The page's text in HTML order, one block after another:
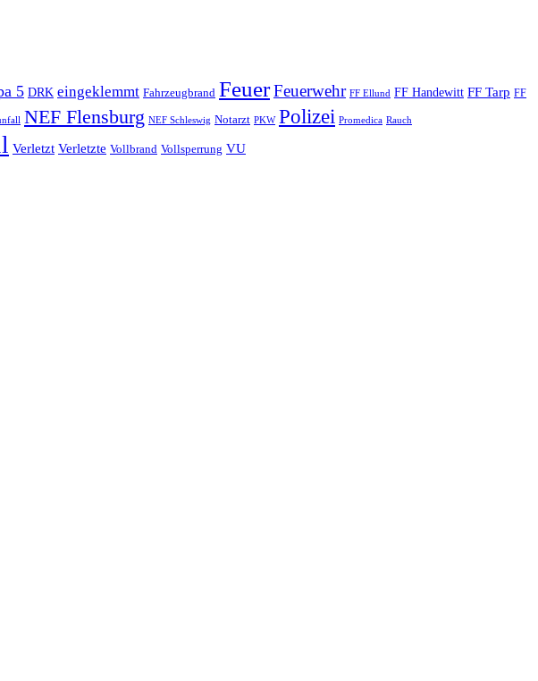
5 DRK eingeklemmt Fahrzeugbrand FeuerFeuerwehr FF Ellund FF Handewitt FF Tarp FF
NEF Flensburg NEF Schleswig Notarzt PKW Polizei Promedica Rauch
Verletzt Verletzte Vollbrand Vollsperrung VU